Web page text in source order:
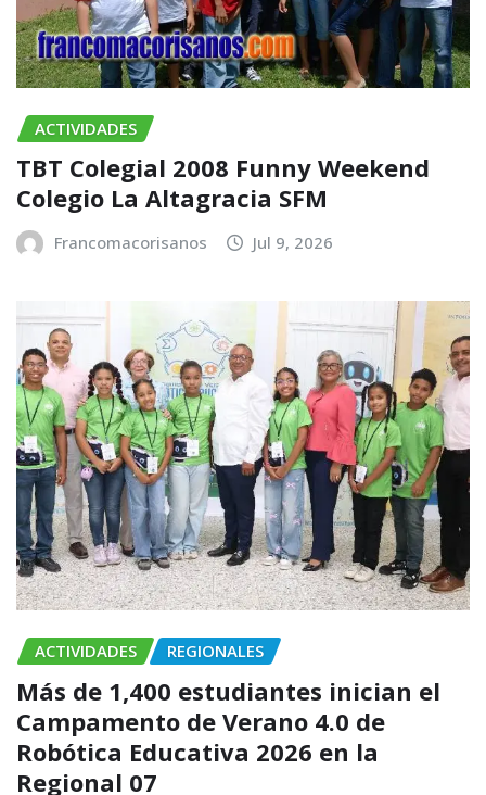
ACTIVIDADES
TBT Colegial 2008 Funny Weekend
Colegio La Altagracia SFM
Francomacorisanos Jul 9, 2026
ACTIVIDADES REGIONALES
Más de 1,400 estudiantes inician el
Campamento de Verano 4.0 de
Robótica Educativa 2026 en la
Regional 07